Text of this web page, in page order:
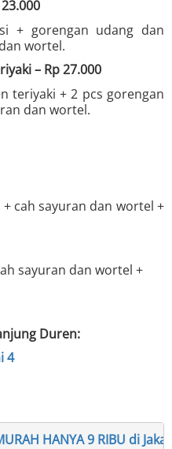
+ gorengan udang dan
wortel.
– Rp 27.000
teriyaki + 2 pcs gorengan
dan wortel.
cah sayuran dan wortel +
sayuran dan wortel +
Duren:
4
HANYA 9 RIBU di